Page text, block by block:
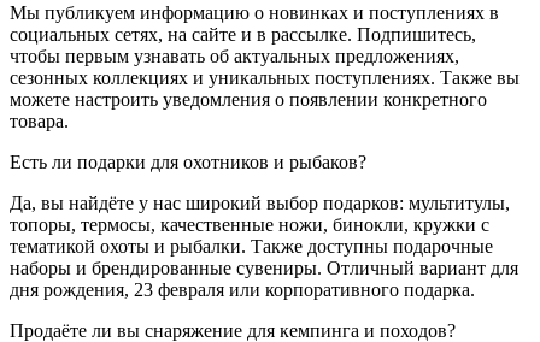
Мы публикуем информацию о новинках и поступлениях в
социальных сетях, на сайте и в рассылке. Подпишитесь,
чтобы первым узнавать об актуальных предложениях,
сезонных коллекциях и уникальных поступлениях. Также вы
можете настроить уведомления о появлении конкретного
товара.
Есть ли подарки для охотников и рыбаков?
Да, вы найдёте у нас широкий выбор подарков: мультитулы,
топоры, термосы, качественные ножи, бинокли, кружки с
тематикой охоты и рыбалки. Также доступны подарочные
наборы и брендированные сувениры. Отличный вариант для
дня рождения, 23 февраля или корпоративного подарка.
Продаёте ли вы снаряжение для кемпинга и походов?